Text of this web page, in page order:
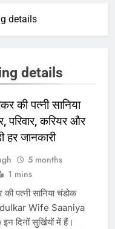
details
details
की पत्नी सानिया
परिवार, करियर और
हर जानकारी
5 months
1 mins
पत्नी सानिया चंडोक
Wife Saaniya
दिनों सुर्खियों में हैं।